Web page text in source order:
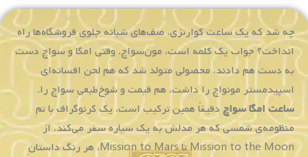
چه شد که یک ساعت کوارتزی، صف‌های شبانه جلوی فروشگاه‌ها راه
انداخت؟ جواب یک کلمه است، مون‌سواچ. وقتی امگا و سواچ دست
به دست هم دادند، محصولی متولد شد که هم لحنِ افسانه‌ای
اسپیدمستر مونواچ را داشت، هم قیمت و شوخ‌طبعیِ سواچ را.
ساعت امگا سواچ دقیقاً همین ترکیب است، یک کرنوگراف با تمِ
منظومه‌ی شمسی که هر مدلش به یک سیاره سفر می‌کند. از
Mission to the Moon تا Mission to Mars، هر رنگ داستانِ